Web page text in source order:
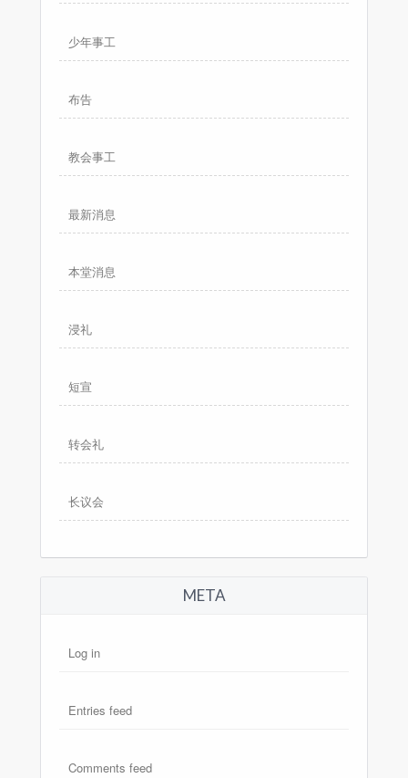
少年事工
布告
教会事工
最新消息
本堂消息
浸礼
短宣
转会礼
长议会
META
Log in
Entries feed
Comments feed